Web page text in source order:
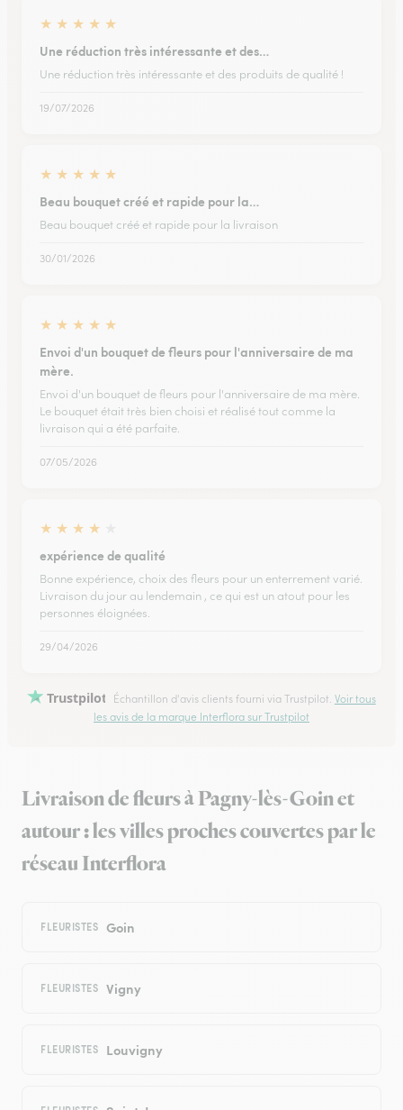
★ ★ ★ ★ ★
Une réduction très intéressante et des…
Une réduction très intéressante et des produits de qualité !
19/07/2026
★ ★ ★ ★ ★
Beau bouquet créé et rapide pour la…
Beau bouquet créé et rapide pour la livraison
30/01/2026
★ ★ ★ ★ ★
Envoi d'un bouquet de fleurs pour l'anniversaire de ma
mère.
Envoi d'un bouquet de fleurs pour l'anniversaire de ma mère.
Le bouquet était très bien choisi et réalisé tout comme la
livraison qui a été parfaite.
07/05/2026
★ ★ ★ ★
expérience de qualité
Bonne expérience, choix des fleurs pour un enterrement varié.
Livraison du jour au lendemain , ce qui est un atout pour les
personnes éloignées.
29/04/2026
Trustpilot Échantillon d'avis clients fourni via Trustpilot. Voir tous
les avis de la marque Interflora sur Trustpilot
Livraison de fleurs à Pagny-lès-Goin et
autour : les villes proches couvertes par le
réseau Interflora
FLEURISTES Goin
FLEURISTES Vigny
FLEURISTES Louvigny